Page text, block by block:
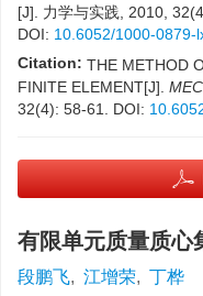
[J]. 力学与实践, 2010,
DOI: 10.6052/1000-0879-
Citation: THE METHOD
FINITE ELEMENT[J].
32(4): 58-61. DOI:
有限单元质量质心
段鹏飞, 江增荣, 丁桦